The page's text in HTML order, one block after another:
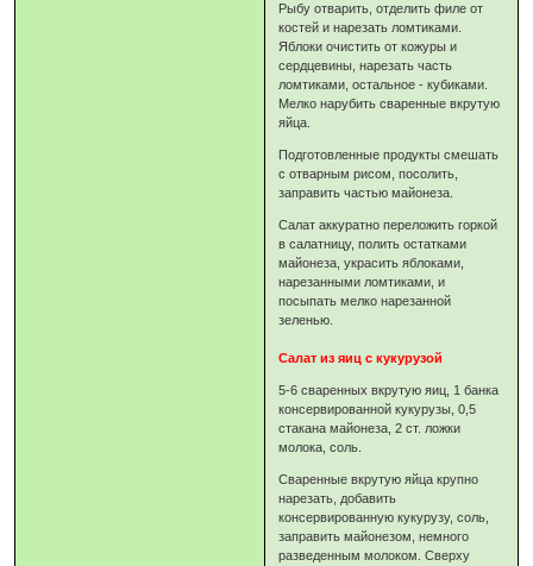
Рыбу отварить, отделить филе от
костей и нарезать ломтиками.
Яблоки очистить от кожуры и
сердцевины, нарезать часть
ломтиками, остальное - кубиками.
Мелко нарубить сваренные вкрутую
яйца.
Подготовленные продукты смешать
с отварным рисом, посолить,
заправить частью майонеза.
Салат аккуратно переложить горкой
в салатницу, полить остатками
майонеза, украсить яблоками,
нарезанными ломтиками, и
посыпать мелко нарезанной
зеленью.
Салат из яиц с кукурузой
5-6 сваренных вкрутую яиц, 1 банка
консервированной кукурузы, 0,5
стакана майонеза, 2 ст. ложки
молока, соль.
Сваренные вкрутую яйца крупно
нарезать, добавить
консервированную кукурузу, соль,
заправить майонезом, немного
разведенным молоком. Сверху